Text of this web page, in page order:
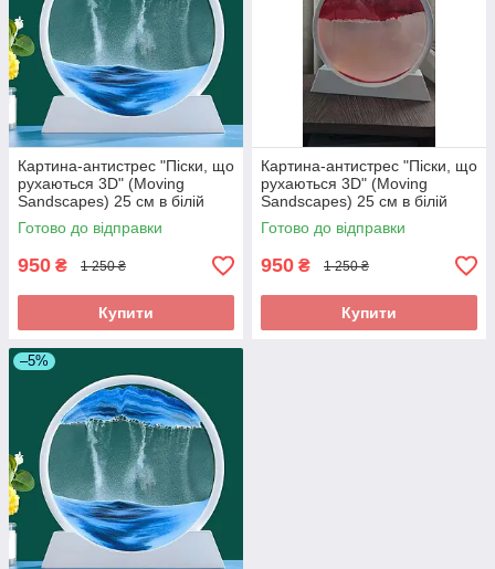
Картина-антистрес "Піски, що
рухаються 3D" (Moving
Sandscapes) 25 см в білій
рамці Подарунок на День
народження
Готово до відправки
950 ₴ 1 250 ₴
Купити
Картина-антистрес "Піски, що
рухаються 3D" (Moving
Sandscapes) 25 см в білій
рамці Оригінальний
подарунок
Готово до відправки
950 ₴ 1 250 ₴
Купити
–5%